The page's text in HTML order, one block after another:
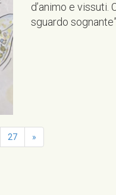
d’animo e vissuti.
sguardo
27 »